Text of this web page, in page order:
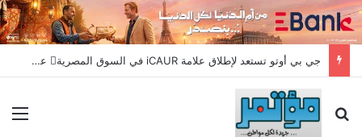
جي بي أوتو تستعد لإطلاق علامة iCAUR في السوق المصرية علامة عالمية جديدة لسيارات الطاقة الجديدة تجمع بين التكنولوجيا الذكية والتصميم الجريء وروح المغامر
بحث عن